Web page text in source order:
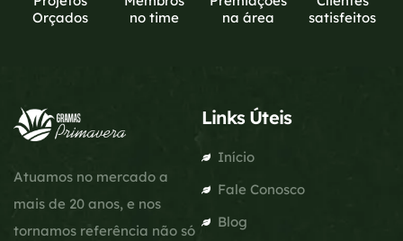
Orçados
no time
na área
satisfeitos
Atuamos no mercado a
mais de 20 anos, e nos
tornamos referência não só
Links Úteis
Início
Fale Conosco
Blog